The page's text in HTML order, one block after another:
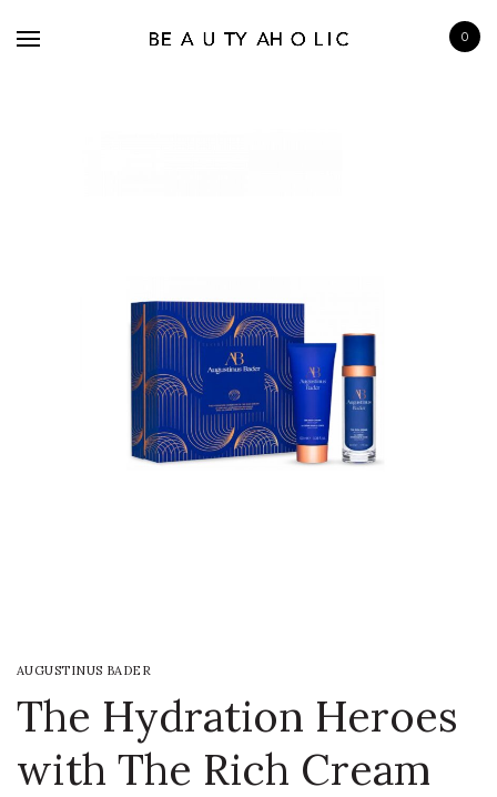
0
AUGUSTINUS BADER
The Hydration Heroes
with The Rich Cream